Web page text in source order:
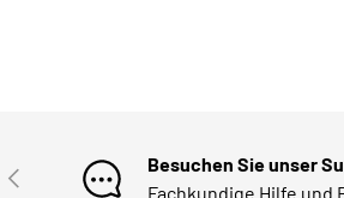
VORHERIGE
Besuchen Sie unser
Fachkundige Hilfe und